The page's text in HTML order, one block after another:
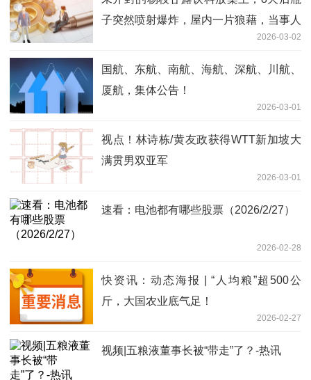
子突然喷射爆炸，屋内一片狼藉，当事人
2026-03-02
国航、东航、南航、海航、深航、川航、
厦航，集体公告！
2026-03-01
视点！林诗栋/黄友政获得WTT新加坡大
满贯男双亚军
2026-03-01
速看：电池都有哪些股票（2026/2/27）
2026-02-28
快资讯：动态海报 | “人均粮”超500公
斤，大国农业底气足！
2026-02-27
视频|五粮液董事长被“带走”了？-热讯